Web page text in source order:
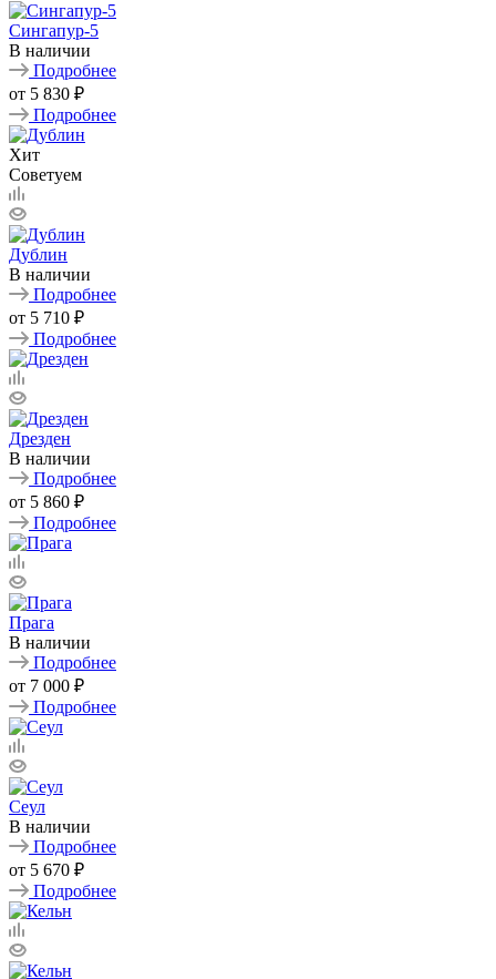
Сингапур-5
В наличии
Подробнее
от 5 830 ₽
Подробнее
Хит
Советуем
Дублин
В наличии
Подробнее
от 5 710 ₽
Подробнее
Дрезден
В наличии
Подробнее
от 5 860 ₽
Подробнее
Прага
В наличии
Подробнее
от 7 000 ₽
Подробнее
Сеул
В наличии
Подробнее
от 5 670 ₽
Подробнее